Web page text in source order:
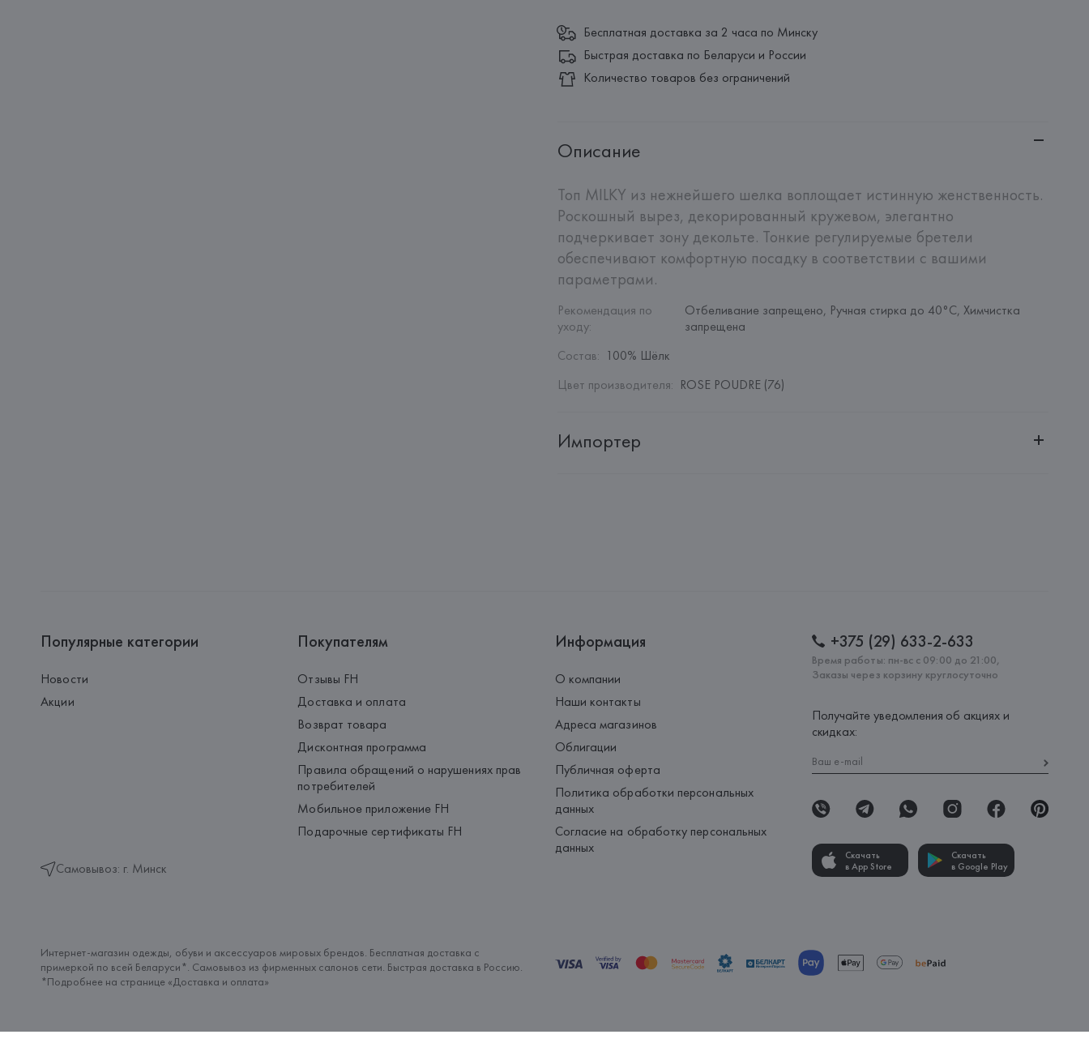
Бесплатная доставка за 2 часа по Минску
Быстрая доставка по Беларуси и России
Количество товаров без ограничений
Описание
Топ MILKY из нежнейшего шелка воплощает истинную женственность.
Роскошный вырез, декорированный кружевом, элегантно
подчеркивает зону декольте. Тонкие регулируемые бретели
обеспечивают комфортную посадку в соответствии с вашими
параметрами.
Рекомендация по
уходу:
Отбеливание запрещено, Ручная стирка до 40°C, Химчистка
запрещена
Состав: 100% Шёлк
Цвет производителя: ROSE POUDRE (76)
Импортер
Популярные категории
Новости
Акции
Самовывоз: г. Минск
Покупателям
Отзывы FH
Доставка и оплата
Возврат товара
Дисконтная программа
Правила обращений о нарушениях прав
потребителей
Мобильное приложение FH
Подарочные сертификаты FH
Информация
О компании
Наши контакты
Адреса магазинов
Облигации
Публичная оферта
Политика обработки персональных
данных
Согласие на обработку персональных
данных
+375 (29) 633-2-633
Время работы: пн-вс с 09:00 до 21:00,
Заказы через корзину круглосуточно
Получайте уведомления об акциях и
скидках:
Скачать
в App Store
Скачать
в Google Play
Интернет-магазин одежды, обуви и аксессуаров мировых брендов. Бесплатная доставка с
примеркой по всей Беларуси*. Самовывоз из фирменных салонов сети. Быстрая доставка в Россию.
*Подробнее на странице «Доставка и оплата»